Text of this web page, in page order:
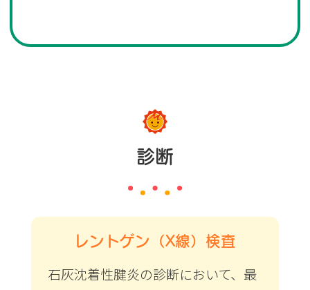
診断
レントゲン（X線）検査‌
石灰沈着性腱炎の診断において、最